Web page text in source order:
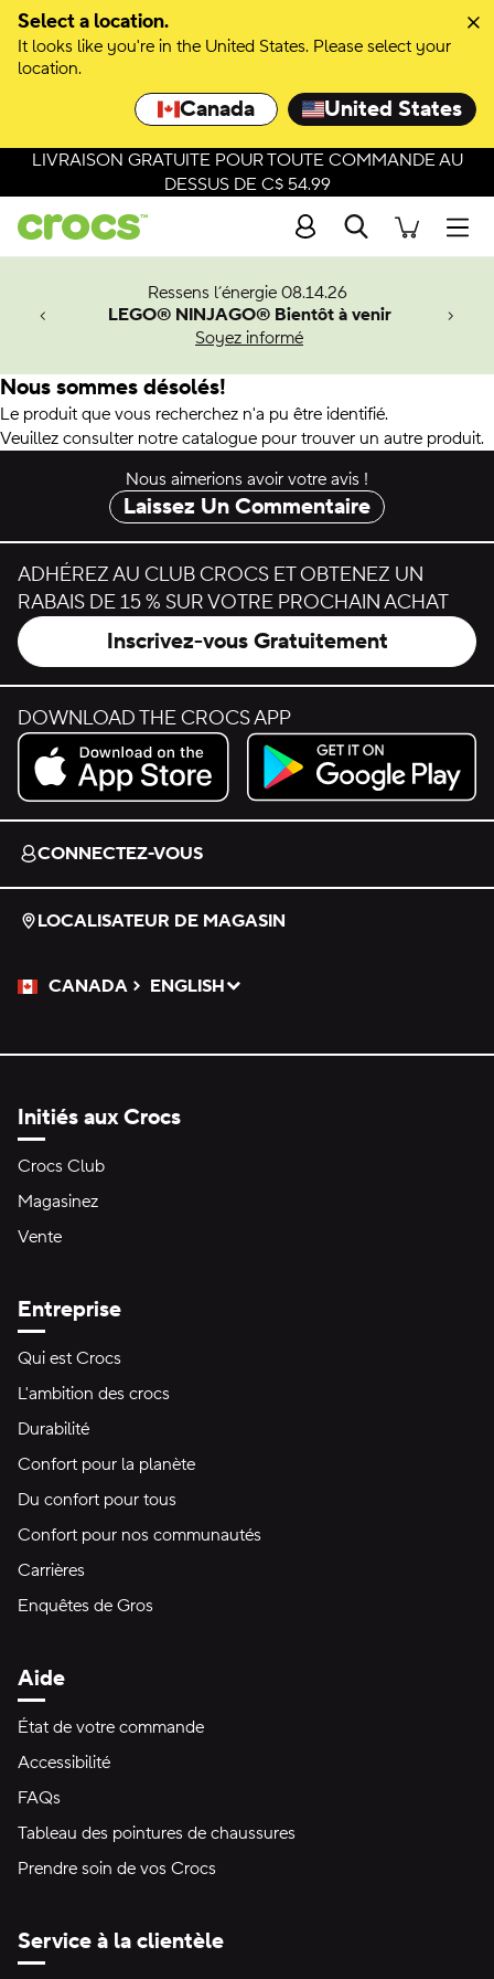
Select a location.
It looks like you're in the United States. Please select your
location.
Canada United States
LIVRAISON GRATUITE POUR TOUTE COMMANDE AU
DESSUS DE C$ 54.99
Recherche
Ressens l’énergie 08.14.26
LEGO® NINJAGO® Bientôt à venir
Soyez informé
Man.
Nous sommes désolés!
Le produit que vous recherchez n'a pu être identifié.
Veuillez consulter notre catalogue pour trouver un autre produit.
Nous aimerions avoir votre avis !
Laissez Un Commentaire
ADHÉREZ AU CLUB CROCS ET OBTENEZ UN
RABAIS DE 15 % SUR VOTRE PROCHAIN ACHAT
Inscrivez-vous Gratuitement
DOWNLOAD THE CROCS APP
Download on the App Store.
Get it on Google Play.
CONNECTEZ-VOUS
LOCALISATEUR DE MAGASIN
CANADA
Veuillez sélectionner une langue
ENGLISH
Sélectionné
Initiés aux Crocs
Crocs Club
Magasinez
Vente
Entreprise
Qui est Crocs
L'ambition des crocs
Durabilité
Confort pour la planète
Du confort pour tous
Confort pour nos communautés
Carrières
Enquêtes de Gros
Aide
État de votre commande
Accessibilité
FAQs
Tableau des pointures de chaussures
Prendre soin de vos Crocs
Service à la clientèle